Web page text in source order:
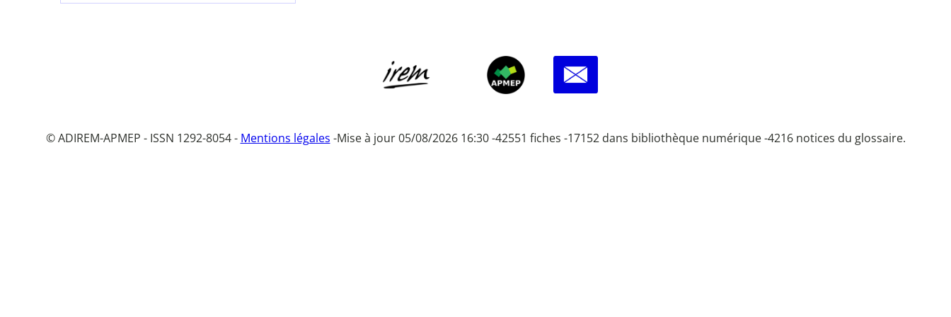
© ADIREM-APMEP - ISSN 1292-8054 - Mentions légales -Mise à jour 05/08/2026 16:30 -42551 fiches -17152 dans bibliothèque numérique -4216 notices du glossaire.